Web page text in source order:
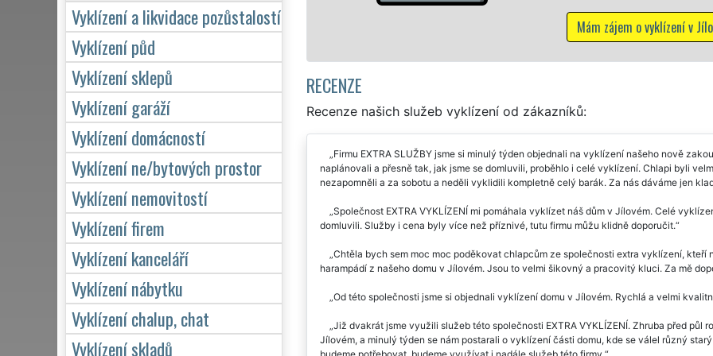
RECENZE
Recenze našich služeb vyklízení od zákazníků:
Firmu EXTRA SLUŽBY jsme si minulý týden objednali na vyklízení našeho nově
naplánovali a přesně tak, jak jsme se domluvili, proběhlo i celé vyklízení. Chlapi byli
nezapomněli a za sobotu a neděli vyklidili kompletně celý barák. Za nás dáváme jen
Společnost EXTRA VYKLÍZENÍ mi pomáhala vyklízet náš dům v Jílovém. Celé
domluvili. Služby i cena byly více než příznivé, tutu firmu můžu klidně doporučit.
Chtěla bych sem moc moc poděkovat chlapcům ze společnosti extra vyklízení,
harampádí z našeho domu v Jílovém. Jsou to velmi šikovný a pracovitý kluci. Za mě
Od této společnosti jsme si objednali vyklízení domu v Jílovém. Rychlá a velmi
Již dvakrát jsme využili služeb této společnosti EXTRA VYKLÍZENÍ. Zhruba před půl
Jílovém, a minulý týden se nám postarali o vyklízení části domu, kde se válel různý
Vyklízení a likvidace pozůstalostí
Vyklízení půd
Vyklízení sklepů
Vyklízení garáží
Vyklízení domácností
Vyklízení ne/bytových prostor
Vyklízení nemovitostí
Vyklízení firem
Vyklízení kanceláří
Vyklízení nábytku
Vyklízení chalup, chat
Vyklízení skladů